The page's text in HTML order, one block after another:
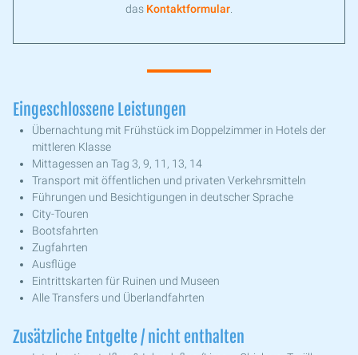
das Kontaktformular
Eingeschlossene Leistungen
Übernachtung mit Frühstück im Doppelzimmer in Hotels der
mittleren Klasse
Mittagessen an Tag 3, 9, 11, 13, 14
Transport mit öffentlichen und privaten Verkehrsmitteln
Führungen und Besichtigungen in deutscher Sprache
City-Touren
Bootsfahrten
Zugfahrten
Ausflüge
Eintrittskarten für Ruinen und Museen
Alle Transfers und Überlandfahrten
Zusätzliche Entgelte / nicht enthalten